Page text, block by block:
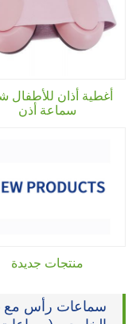
أغطية أذان للأطفال
سماعة أذن
منتجات جديدة
سماعات رأس مع